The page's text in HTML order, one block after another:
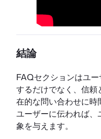
結論
FAQセクションはユ
するだけでなく、信
在的な問い合わせに
ユーザーに伝われば
象を与えます。